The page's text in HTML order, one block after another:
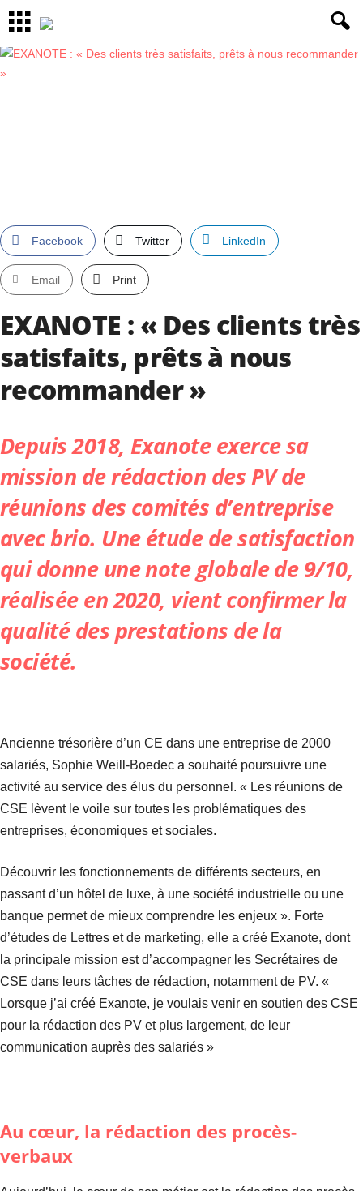
Facebook Twitter LinkedIn
Email Print
EXANOTE : « Des clients très
satisfaits, prêts à nous
recommander »
Depuis 2018, Exanoteexerce sa
mission de rédaction des PV de
réunions des comités d’entreprise
avec brio. Une étude de satisfaction
qui donne une note globale de 9/10,
réalisée en 2020, vient confirmer la
qualité des prestations de la
société.
Ancienne trésorière d’un CE dans une entreprise de 2000
salariés, Sophie Weill-Boedec a souhaité poursuivre une
activité au service des élus du personnel. « Les réunions de
CSE lèvent le voile sur toutes les problématiques des
entreprises, économiques et sociales.
Découvrir les fonctionnements de différents secteurs, en
passant d’un hôtel de luxe, à une société industrielle ou une
banque permet de mieux comprendre les enjeux ». Forte
d’études de Lettres et de marketing, elle a créé Exanote, dont
la principale mission est d’accompagner les Secrétaires de
CSE dans leurs tâches de rédaction, notamment de PV. «
Lorsque j’ai créé Exanote, je voulais venir en soutien des CSE
pour la rédaction des PV et plus largement, de leur
communication auprès des salariés »
Au cœur, la rédaction des procès-
verbaux